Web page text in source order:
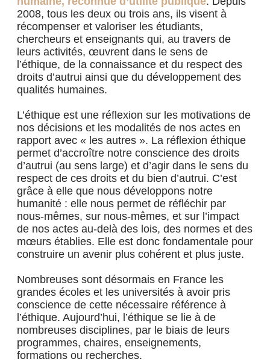
2008, tous les deux ou trois ans, ils visent à
récompenser et valoriser les étudiants,
chercheurs et enseignants qui, au travers de
leurs activités, œuvrent dans le sens de
l’éthique, de la connaissance et du respect des
droits d’autrui ainsi que du développement des
qualités humaines.
L’éthique est une réflexion sur les motivations de
nos décisions et les modalités de nos actes en
rapport avec « les autres ». La réflexion éthique
permet d’accroître notre conscience des droits
d’autrui (au sens large) et d’agir dans le sens du
respect de ces droits et du bien d’autrui. C’est
grâce à elle que nous développons notre
humanité : elle nous permet de réfléchir par
nous-mêmes, sur nous-mêmes, et sur l’impact
de nos actes au-delà des lois, des normes et des
mœurs établies. Elle est donc fondamentale pour
construire un avenir plus cohérent et plus juste.
Nombreuses sont désormais en France les
grandes écoles et les universités à avoir pris
conscience de cette nécessaire référence à
l’éthique. Aujourd’hui, l’éthique se lie à de
nombreuses disciplines, par le biais de leurs
programmes, chaires, enseignements,
formations ou recherches.